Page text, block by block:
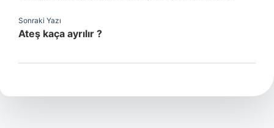
Sonraki Yazı
Ateş kaça ayrılır ?